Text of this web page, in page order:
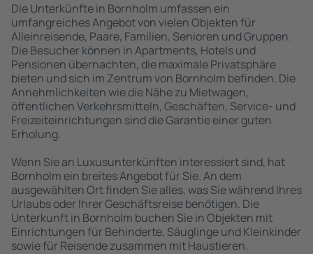
Die Unterkünfte in Bornholm umfassen ein
umfangreiches Angebot von vielen Objekten für
Alleinreisende, Paare, Familien, Senioren und Gruppen.
Die Besucher können in Apartments, Hotels und
Pensionen übernachten, die maximale Privatsphäre
bieten und sich im Zentrum von Bornholm befinden. Die
Annehmlichkeiten wie die Nähe zu Mietwagen,
öffentlichen Verkehrsmitteln, Geschäften, Service- und
Freizeiteinrichtungen sind die Garantie einer guten
Erholung.
Wenn Sie an Luxusunterkünften interessiert sind, hat
Bornholm ein breites Angebot für Sie. An dem
ausgewählten Ort finden Sie alles, was Sie während Ihres
Urlaubs oder Ihrer Geschäftsreise benötigen. Die
Unterkunft in Bornholm buchen Sie in Objekten mit
Einrichtungen für Behinderte, Säuglinge und Kleinkinder
sowie für Reisende zusammen mit Haustieren.